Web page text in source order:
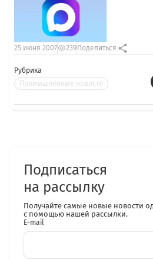
Рубрика
Промышленные новости
25 июня 2007 239 Поделиться
Подписаться
на рассылку
Получайте самые новые новости
с помощью нашей рассылки.
E-mail